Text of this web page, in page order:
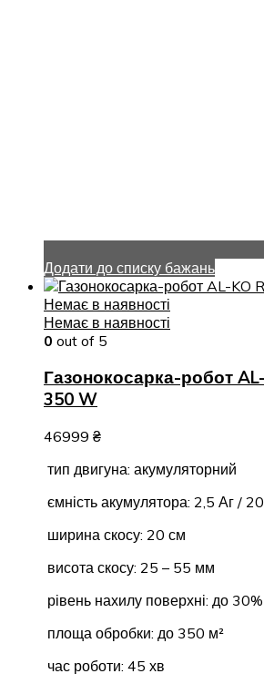
Додати до списку бажань
Немає в наявності
Немає в наявності
0 out of 5
Газонокосарка-робот
350 W
46999 ₴
тип двигуна: акумуляторний
ємність акумулятора: 2,5 Аг /
ширина скосу: 20 см
висота скосу: 25 – 55 мм
рівень нахилу поверхні: до 30%
площа обробки: до 350 м²
час роботи: 45 хв